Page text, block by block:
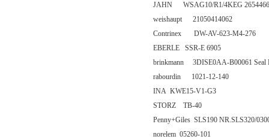
JAHN WSAG10/R1/4KEG
weishaupt 21050414062
Contrinex DW-AV-623-M4-276
EBERLE SSR-E 6905
brinkmann 3DISE0AA-B00061 Seal
rabourdin 1021-12-140
INA KWE15-V1-G3
STORZ TB-40
Penny+Giles SLS190 NR.SLS320/
norelem 05260-101